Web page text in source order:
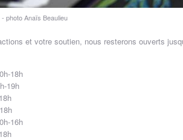
photo Anaïs Beaulieu
et votre soutien, nous resterons ouverts
18h
19h
16h